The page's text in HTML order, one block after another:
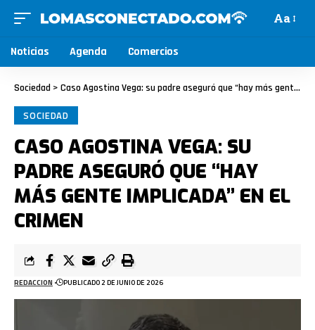
Aa
Noticias Agenda Comercios
Sociedad > Caso Agostina Vega: su padre aseguró que “hay más gente implicada” en el crimen
SOCIEDAD
CASO AGOSTINA VEGA: SU
PADRE ASEGURÓ QUE “HAY
MÁS GENTE IMPLICADA” EN EL
CRIMEN
REDACCION PUBLICADO 2 DE JUNIO DE 2026